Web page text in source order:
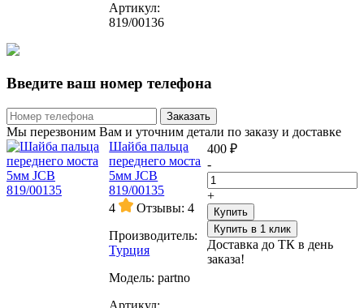
Артикул:
819/00136
Введите ваш номер телефона
Заказать
Мы перезвоним Вам и уточним детали по заказу и доставке
Шайба пальца
переднего моста
5мм JCB
819/00135
4
Отзывы: 4
Производитель:
Турция
Модель: partno
Артикул:
400 ₽
-
+
Купить
Купить в 1 клик
Доставка до ТК в день
заказа!